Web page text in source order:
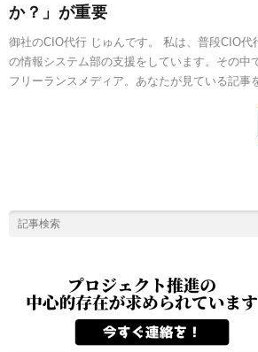
か？」が重要
御社のCIO代行 じゅんです。 私は、普段CIO代
の情報システム部の支援をしています。その中
フリーランスメディア。あなたが見ている記